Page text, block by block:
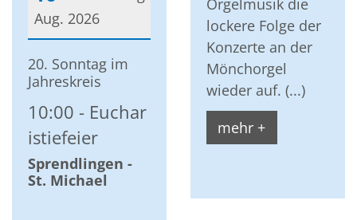
Aug. 2026
Datum: 16. August 2026
20. Sonntag im
Jahreskreis
10:00
Euchar
istiefeier
Sprendlingen -
St. Michael
Orgelmusik die
lockere Folge der
Konzerte an der
Mönchorgel
wieder auf. (...)
mehr +